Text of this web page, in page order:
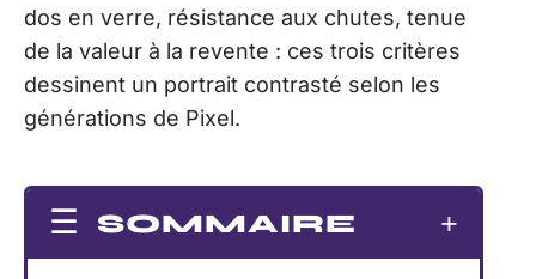
dos en verre, résistance aux chutes, tenue
de la valeur à la revente : ces trois critères
dessinent un portrait contrasté selon les
générations de Pixel.
SOMMAIRE